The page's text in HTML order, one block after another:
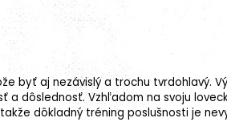
byť aj nezávislý a trochu tvrdohlavý.
a dôslednosť. Vzhľadom na svoju
dôkladný tréning poslušnosti je